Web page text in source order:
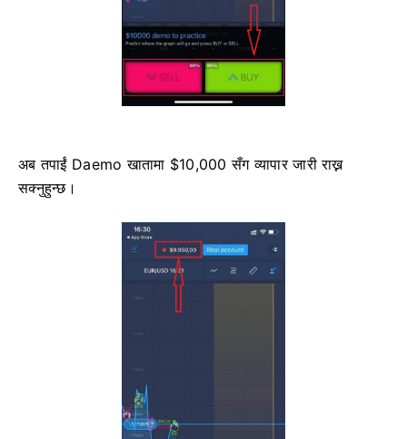
अब तपाईं Daemo खातामा $10,000 सँग व्यापार जारी राख्न
सक्नुहुन्छ।